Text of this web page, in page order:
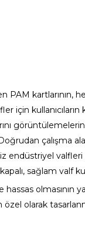
PAM kartlarının,
için kullanıcıların
çalışma
endüstriyel
sağlam valf
olmasının
olarak